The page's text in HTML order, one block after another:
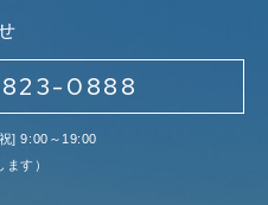
0888
] 9:00～19:00
す）